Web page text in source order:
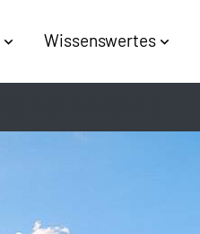
Wissenswertes